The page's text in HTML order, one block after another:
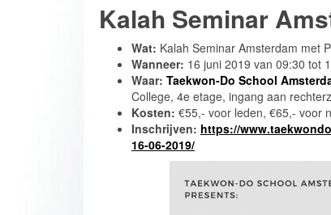
Kalah Seminar
Wat: Kalah Seminar Amsterdam met
Wanneer: 16 juni 2019 van 09:30 tot
Waar: Taekwon-Do School
College, 4e etage, ingang aan
Kosten: €55,- voor leden, €65,- voor
Inschrijven: https://
16-06-2019/